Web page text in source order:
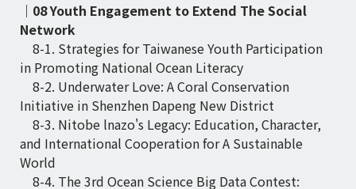
｜08 Youth Engagement to Extend The Social
Network
8-1. Strategies for Taiwanese Youth Participation
in Promoting National Ocean Literacy
8-2. Underwater Love: A Coral Conservation
Initiative in Shenzhen Dapeng New District
8-3. Nitobe lnazo's Legacy: Education, Character,
and International Cooperation for A Sustainable
World
8-4. The 3rd Ocean Science Big Data Contest: